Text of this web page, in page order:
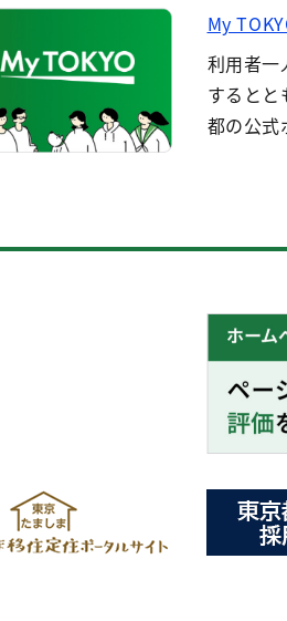
My
利用者一
すると
都の公式